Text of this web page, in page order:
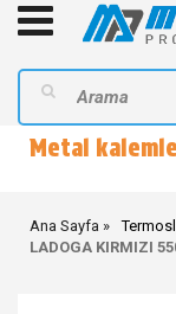
Metal
Ana Sayfa
LADOGA KIRMIZI